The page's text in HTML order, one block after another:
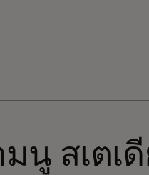
นู สเตเ